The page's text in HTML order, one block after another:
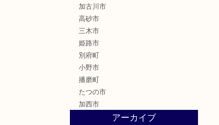
加古川市
高砂市
三木市
姫路市
別府町
小野市
播磨町
たつの市
加西市
アーカイブ